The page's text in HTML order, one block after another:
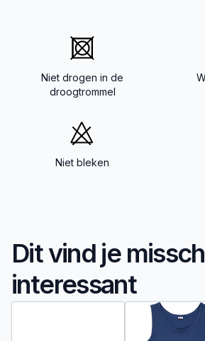
Niet drogen in de
droogtrommel
Niet bleken
Dit vind je
interessant